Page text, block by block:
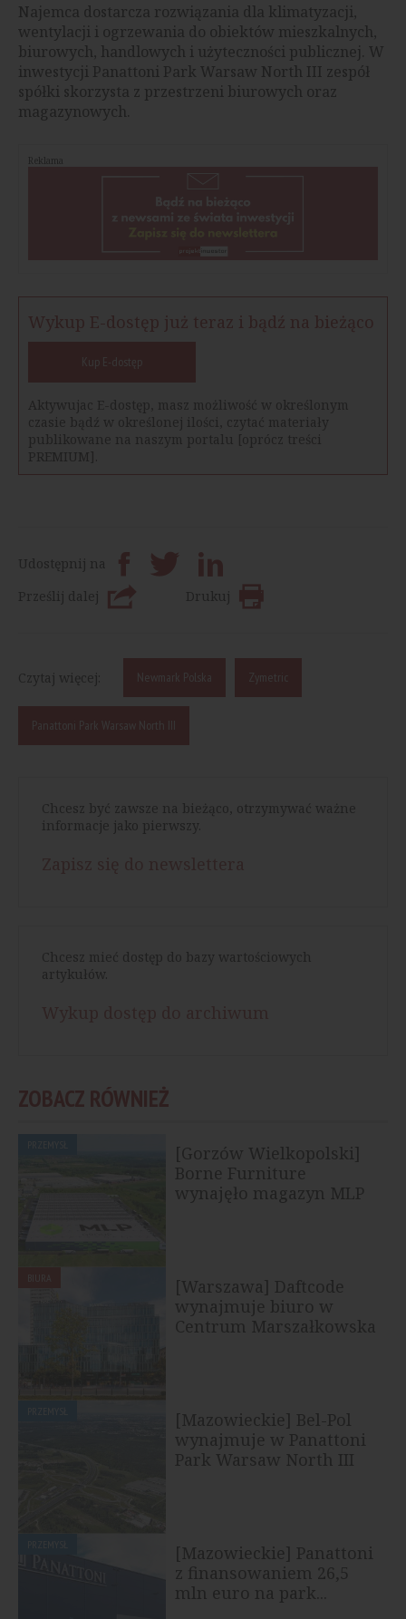
Najemca dostarcza rozwiązania dla klimatyzacji,
wentylacji i ogrzewania do obiektów mieszkalnych,
biurowych, handlowych i użyteczności publicznej. W
inwestycji Panattoni Park Warsaw North III zespół
spółki skorzysta z przestrzeni biurowych oraz
magazynowych.
Reklama
Wykup E-dostęp już teraz i bądź na bieżąco
Kup E-dostęp
Aktywujac E-dostęp, masz możliwość w określonym
czasie bądź w określonej ilości, czytać materiały
publikowane na naszym portalu [oprócz treści
PREMIUM].
Udostępnij na
Prześlij dalej
Drukuj
Czytaj więcej: Newmark Polska Zymetric
Panattoni Park Warsaw North III
Chcesz być zawsze na bieżąco, otrzymywać ważne
informacje jako pierwszy.
Chcesz mieć dostęp do bazy wartościowych
artykułów.
ZOBACZ RÓWNIEŻ
[Gorzów Wielkopolski]
Borne Furniture
wynajęło magazyn MLP
[Warszawa] Daftcode
wynajmuje biuro w
Centrum Marszałkowska
[Mazowieckie] Bel-Pol
wynajmuje w Panattoni
Park Warsaw North III
[Mazowieckie] Panattoni
z finansowaniem 26,5
mln euro na park...